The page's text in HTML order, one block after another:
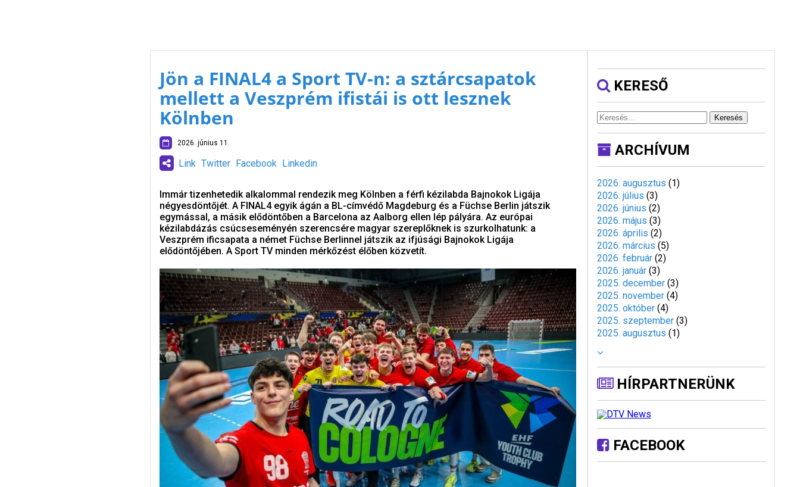
Jön a FINAL4 a Sport TV-n: a sztárcsapatok
mellett a Veszprém ifistái is ott lesznek
Kölnben
2026. június 11.
Link Twitter Facebook Linkedin
Immár tizenhetedik alkalommal rendezik meg Kölnben a férfi kézilabda Bajnokok Ligája
négyesdöntőjét. A FINAL4 egyik ágán a BL-címvédő Magdeburg és a Füchse Berlin játszik
egymással, a másik elődöntőben a Barcelona az Aalborg ellen lép pályára. Az európai
kézilabdázás csúcseseményén szerencsére magyar szereplőknek is szurkolhatunk: a
Veszprém ificsapata a német Füchse Berlinnel játszik az ifjúsági Bajnokok Ligája
elődöntőjében. A Sport TV minden mérkőzést élőben közvetít.
KERESŐ
Keresés
ARCHÍVUM
2026. augusztus (1)
2026. július (3)
2026. június (2)
2026. május (3)
2026. április (2)
2026. március (5)
2026. február (2)
2026. január (3)
2025. december (3)
2025. november (4)
2025. október (4)
2025. szeptember (3)
2025. augusztus (1)
HÍRPARTNERÜNK
FACEBOOK